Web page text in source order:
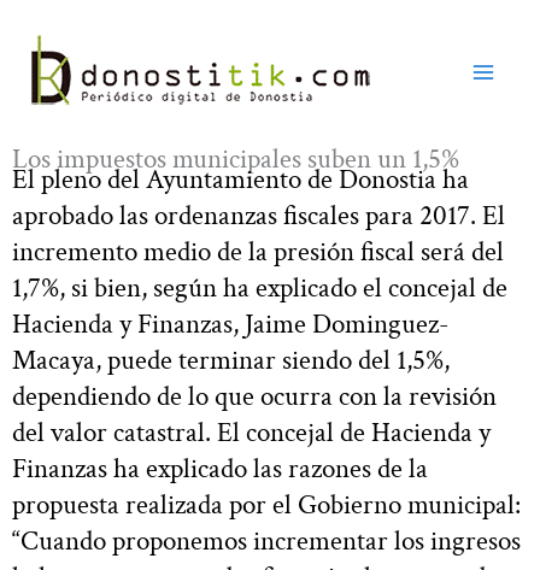
contenido
Los impuestos municipales suben un 1,5%
El pleno del Ayuntamiento de Donostia ha
aprobado las ordenanzas fiscales para 2017. El
incremento medio de la presión fiscal será del
1,7%, si bien, según ha explicado el concejal de
Hacienda y Finanzas, Jaime Dominguez-
Macaya, puede terminar siendo del 1,5%,
dependiendo de lo que ocurra con la revisión
del valor catastral. El concejal de Hacienda y
Finanzas ha explicado las razones de la
propuesta realizada por el Gobierno municipal:
“Cuando proponemos incrementar los ingresos